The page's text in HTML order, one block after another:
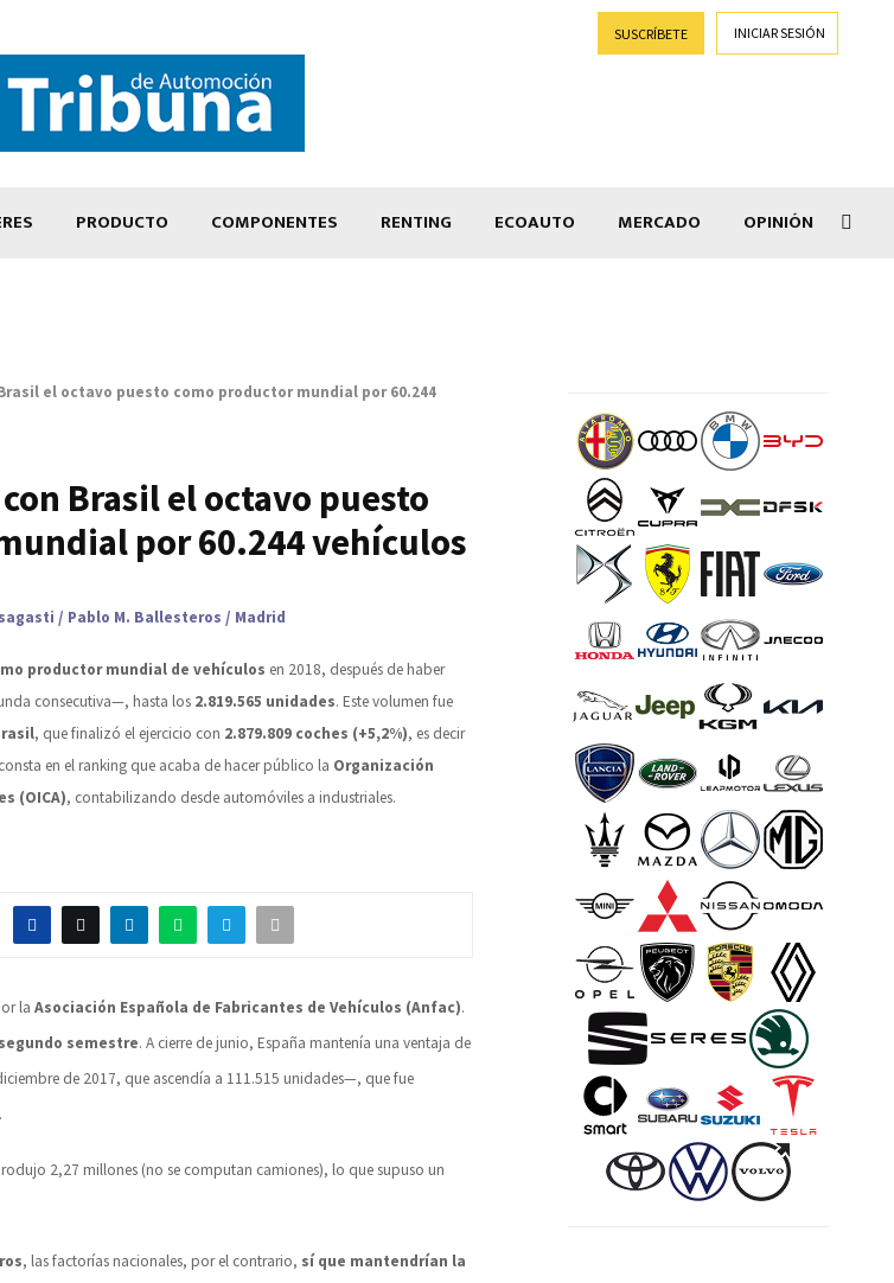
SUSCRÍBETE INICIAR SESIÓN
PRODUCTO COMPONENTES RENTING ECOAUTO MERCADO OPINIÓN
el octavo puesto como productor mundial por 60.244
Brasil el octavo puesto
por 60.244 vehículos
/ Pablo M. Ballesteros / Madrid
productor mundial de vehículos en 2018, después de haber
consecutiva—, hasta los 2.819.565 unidades. Este volumen fue
, que finalizó el ejercicio con 2.879.809 coches (+5,2%), es decir
en el ranking que acaba de hacer público la Organización
(OICA), contabilizando desde automóviles a industriales.
la Asociación Española de Fabricantes de Vehículos (Anfac).
semestre. A cierre de junio, España mantenía una ventaja de
de 2017, que ascendía a 111.515 unidades—, que fue
2,27 millones (no se computan camiones), lo que supuso un
, las factorías nacionales, por el contrario, sí que mantendrían la